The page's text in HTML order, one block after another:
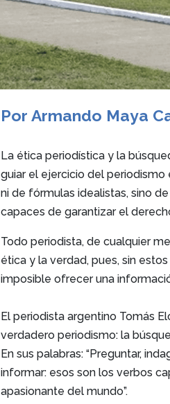
Por Armando Maya
La ética periodística y la
guiar el ejercicio del periodismo
ni de fórmulas idealistas, sino
capaces de garantizar el
Todo periodista, de cualquier
ética y la verdad, pues, sin
imposible ofrecer una
El periodista argentino Tomás
verdadero periodismo: la
En sus palabras: “Preguntar,
informar: esos son los verbos
apasionante del mundo”.